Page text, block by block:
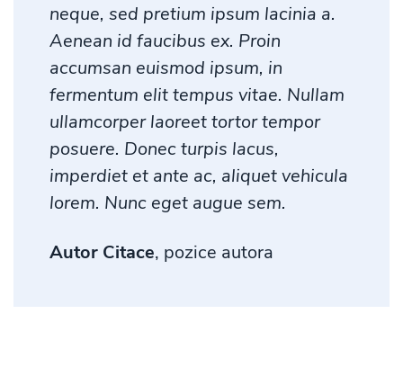
neque, sed pretium ipsum lacinia a.
Aenean id faucibus ex. Proin
accumsan euismod ipsum, in
fermentum elit tempus vitae. Nullam
ullamcorper laoreet tortor tempor
posuere. Donec turpis lacus,
imperdiet et ante ac, aliquet vehicula
lorem. Nunc eget augue sem.
Autor Citace, pozice autora